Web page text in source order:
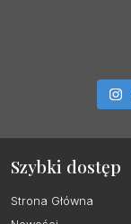
Szybki dostęp
Strona Główna